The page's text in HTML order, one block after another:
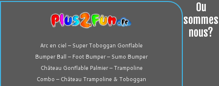
Arc en ciel – Super Toboggan Gonflable
Bumper Ball – Foot Bumper – Sumo Bumper
Château Gonflable Palmier – Trampoline
Combo – Château Trampoline & Toboggan
Ou
sommes
nous?